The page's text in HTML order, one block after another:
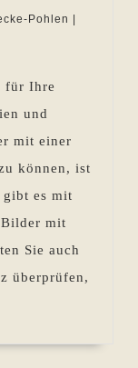
mit
Lizenz
suchen
Pohlen Martina
für Ihre
und
mit einer
können, ist
es mit
Bilder mit
Sie auch
überprüfen,